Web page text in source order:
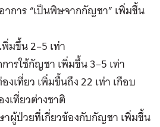
การ “เป็นพิษจากกัญชา” เพิ่มขึ้น
มขึ้น 2–5 เท่า
ารใช้กัญชา เพิ่มขึ้น 3–5 เท่า
งเที่ยว เพิ่มขึ้นถึง 22 เท่า เกือบ
เที่ยวต่างชาติ
าผู้ป่วยที่เกี่ยวข้องกับกัญชา เพิ่มขึ้น